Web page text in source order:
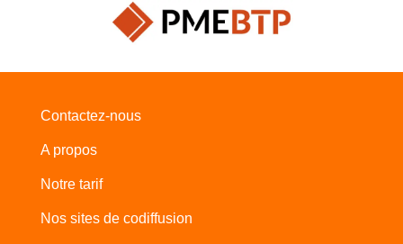
Contactez-nous
A propos
Notre tarif
Nos sites de codiffusion